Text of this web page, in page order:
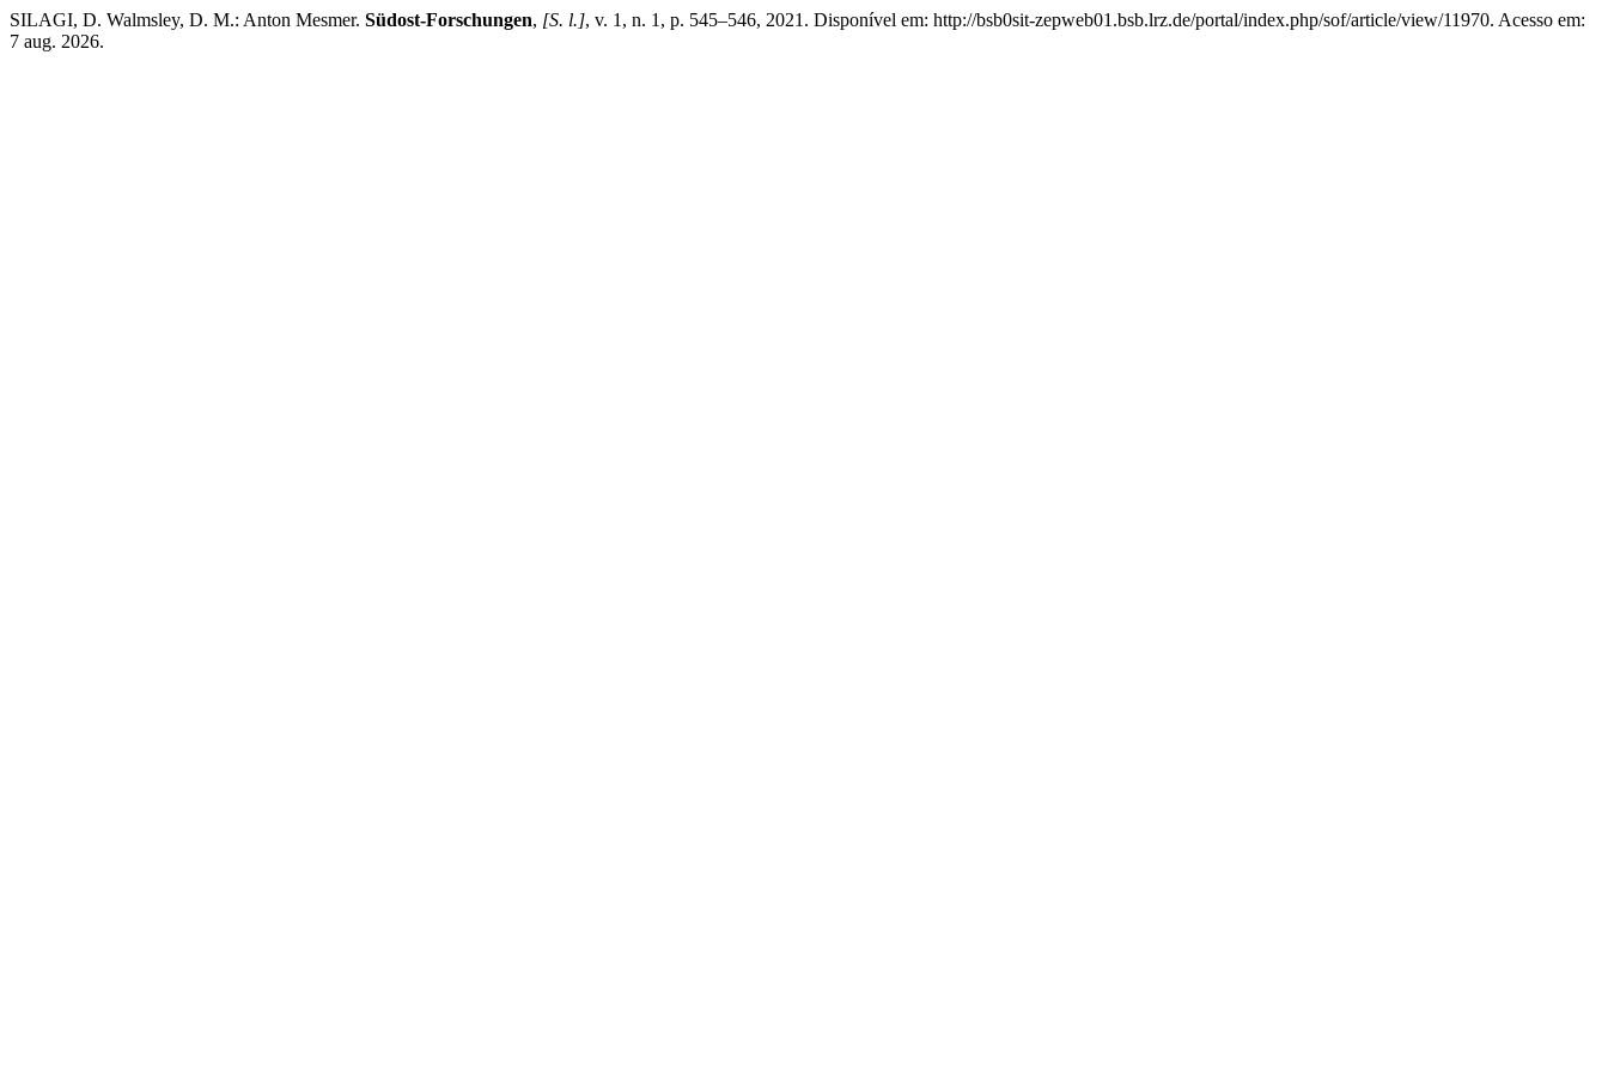
SILAGI, D. Walmsley, D. M.: Anton Mesmer. Südost-Forschungen, [S. l.], v. 1, n. 1, p. 545–546, 2021. Disponível em: http://bsb0sit-zepweb01.bsb.lrz.de/portal/index.php/sof/article/view/11970. Acesso em:
7 aug. 2026.